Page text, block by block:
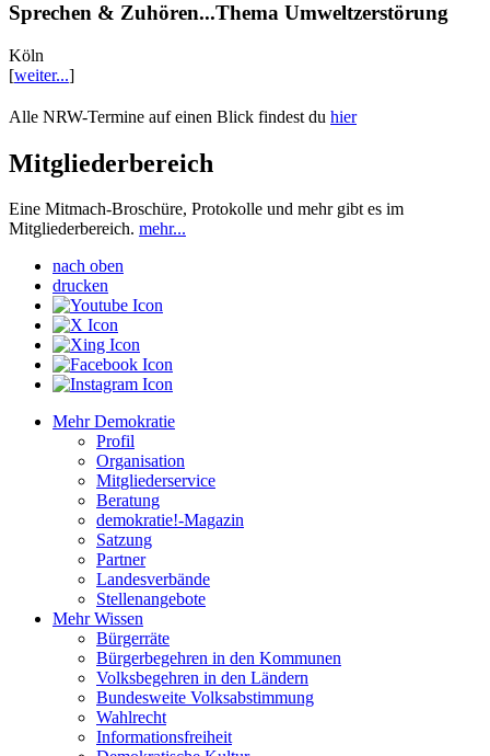
Sprechen & Zuhören...Thema Umweltzerstörung
Köln
[weiter...]
Alle NRW-Termine auf einen Blick findest du hier
Mitgliederbereich
Eine Mitmach-Broschüre, Protokolle und mehr gibt es im
Mitgliederbereich. mehr...
nach oben
drucken
Mehr Demokratie
Profil
Organisation
Mitgliederservice
Beratung
demokratie!-Magazin
Satzung
Partner
Landesverbände
Stellenangebote
Mehr Wissen
Bürgerräte
Bürgerbegehren in den Kommunen
Volksbegehren in den Ländern
Bundesweite Volksabstimmung
Wahlrecht
Informationsfreiheit